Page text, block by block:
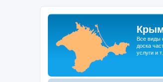
Все виды
доска
услуги и